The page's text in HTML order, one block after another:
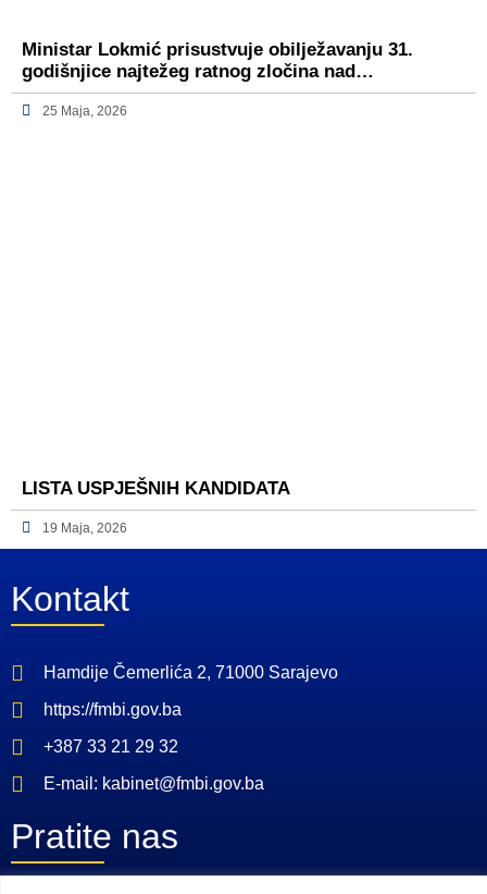
Ministar Lokmić prisustvuje obilježavanju 31.
godišnjice najtežeg ratnog zločina nad…
25 Maja, 2026
LISTA USPJEŠNIH KANDIDATA
19 Maja, 2026
Kontakt
Hamdije Čemerlića 2, 71000 Sarajevo
https://fmbi.gov.ba
+387 33 21 29 32
E-mail: kabinet@fmbi.gov.ba
Pratite nas